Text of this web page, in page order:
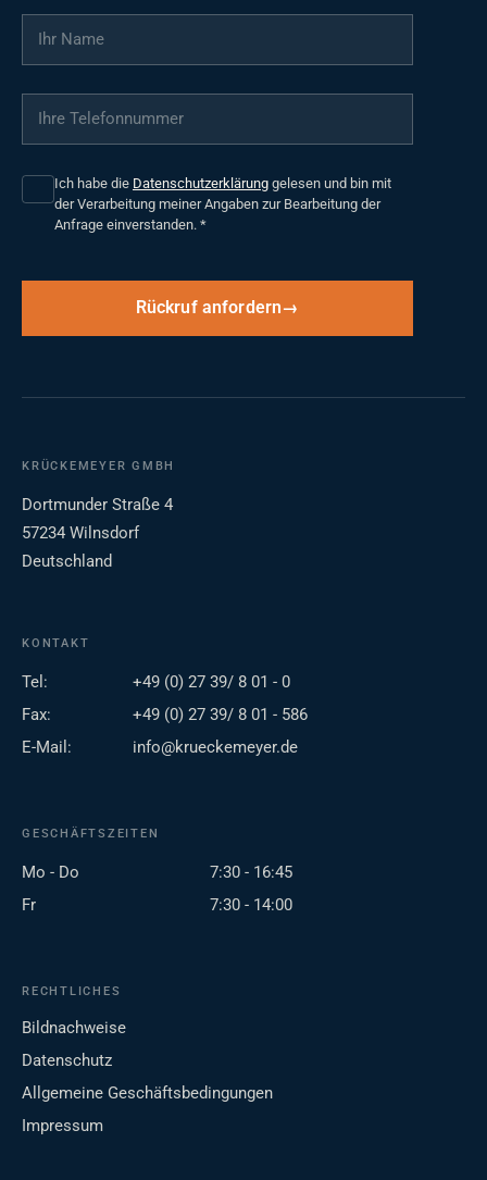
Ihr Name
Ihre Telefonnummer
Ich habe die Datenschutzerklärung gelesen und bin mit
der Verarbeitung meiner Angaben zur Bearbeitung der
Anfrage einverstanden. *
Rückruf anfordern
KRÜCKEMEYER GMBH
Dortmunder Straße 4
57234 Wilnsdorf
Deutschland
KONTAKT
Tel:
+49 (0) 27 39/ 8 01 - 0
Fax:
+49 (0) 27 39/ 8 01 - 586
E-Mail:
info@krueckemeyer.de
GESCHÄFTSZEITEN
Mo - Do
7:30 - 16:45
Fr
7:30 - 14:00
RECHTLICHES
Bildnachweise
Datenschutz
Allgemeine Geschäftsbedingungen
Impressum